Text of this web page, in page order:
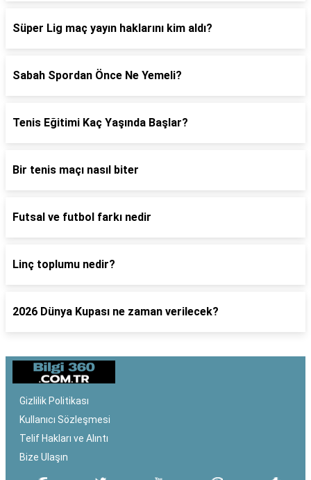
Süper Lig maç yayın haklarını kim aldı?
Sabah Spordan Önce Ne Yemeli?
Tenis Eğitimi Kaç Yaşında Başlar?
Bir tenis maçı nasıl biter
Futsal ve futbol farkı nedir
Linç toplumu nedir?
2026 Dünya Kupası ne zaman verilecek?
Gizlilik Politikası
Kullanıcı Sözleşmesi
Telif Hakları ve Alıntı
Bize Ulaşın